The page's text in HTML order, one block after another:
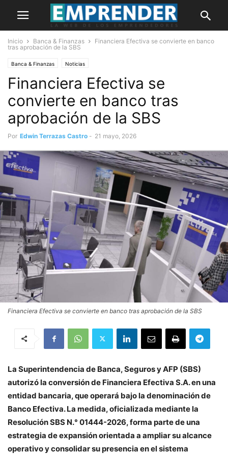
Inicio Banca & Finanzas
Financiera Efectiva se convierte en banco
tras aprobación de la SBS
Banca & Finanzas Noticias
Financiera Efectiva se
convierte en banco tras
aprobación de la SBS
Por Edwin Terrazas Castro - 21 mayo, 2026
Financiera Efectiva se convierte en banco tras aprobación de la SBS
La Superintendencia de Banca, Seguros y AFP (SBS)
autorizó la conversión de Financiera Efectiva S.A. en una
entidad bancaria, que operará bajo la denominación de
Banco Efectiva. La medida, oficializada mediante la
Resolución SBS N.° 01444-2026, forma parte de una
estrategia de expansión orientada a ampliar su alcance
operativo y consolidar su presencia en el sistema